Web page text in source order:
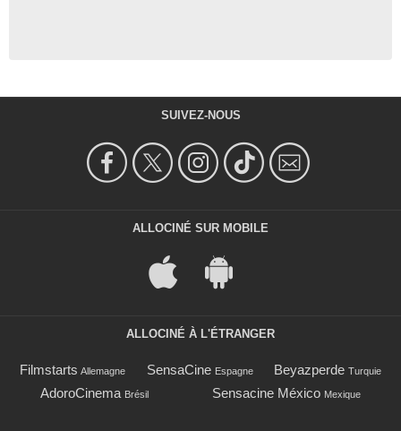
SUIVEZ-NOUS
ALLOCINÉ SUR MOBILE
ALLOCINÉ À L'ÉTRANGER
Filmstarts Allemagne SensaCine Espagne Beyazperde Turquie
AdoroCinema Brésil Sensacine México Mexique